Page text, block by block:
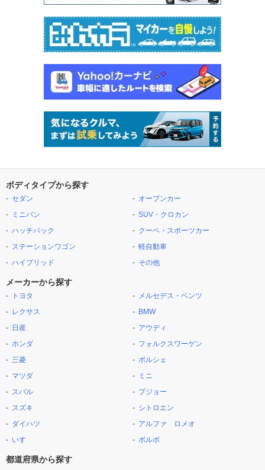
ボディタイプから探す
セダン
ミニバン
ハッチバック
ステーションワゴン
ハイブリッド
オープンカー
SUV・クロカン
クーペ・スポーツカー
軽自動車
その他
メーカーから探す
トヨタ
レクサス
日産
ホンダ
三菱
マツダ
スバル
スズキ
ダイハツ
いすゞ
メルセデス・ベンツ
BMW
アウディ
フォルクスワーゲン
ポルシェ
ミニ
プジョー
シトロエン
アルファ ロメオ
ボルボ
都道府県から探す